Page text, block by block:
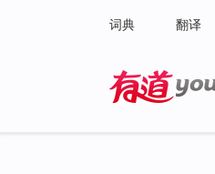
词典 翻译